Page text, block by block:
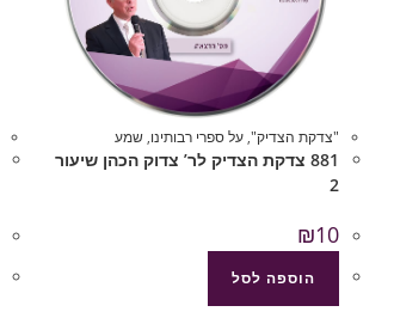
"צדקת הצדיק", על ספרי רבותינו, שמע
881 צדקת הצדיק לר’ צדוק הכהן שיעור
2
₪10
הוספה לסל